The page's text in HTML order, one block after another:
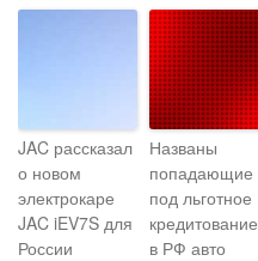
JAC рассказал
о новом
электрокаре
JAC iEV7S для
России
Названы
попадающие
под льготное
кредитование
в РФ авто